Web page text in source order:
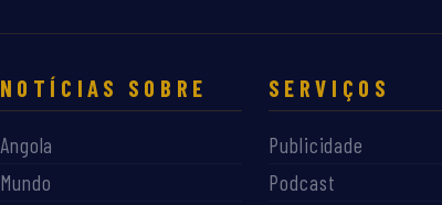
NOTÍCIAS SOBRE
Angola
Mundo
SERVIÇOS
Publicidade
Podcast